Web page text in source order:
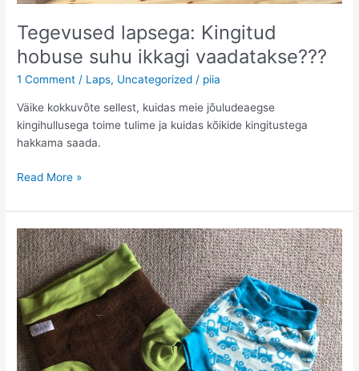
Tegevused lapsega: Kingitud
hobuse suhu ikkagi vaadatakse???
1 Comment / Laps, Uncategorized / piia
Väike kokkuvõte sellest, kuidas meie jõuludeaegse
kingihullusega toime tulime ja kuidas kõikide kingitustega
hakkama saada.
Tegevused
Kingitud
hobuse
suhu
ikkagi
vaadatakse???
Read More »